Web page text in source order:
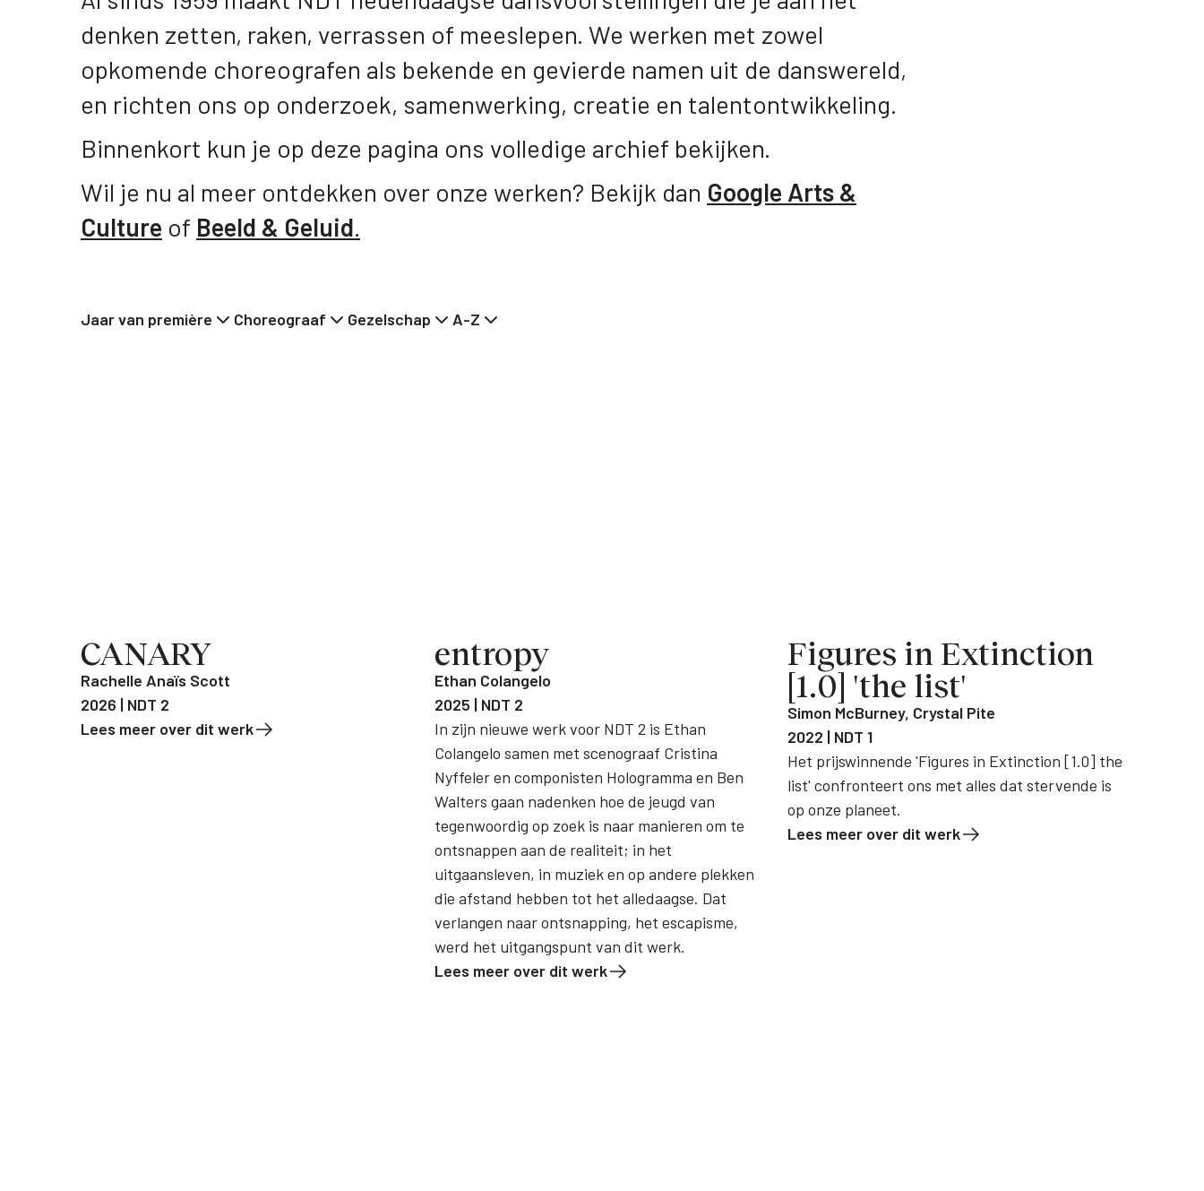
denken zetten, raken, verrassen of meeslepen. We werken met zowel
opkomende choreografen als bekende en gevierde namen uit de danswereld,
en richten ons op onderzoek, samenwerking, creatie en talentontwikkeling.
Binnenkort kun je op deze pagina ons volledige archief bekijken.
Wil je nu al meer ontdekken over onze werken? Bekijk dan Google Arts &
Culture of Beeld & Geluid.
CANARY
Rachelle Anaïs Scott
2026 | NDT 2
Lees meer over dit werk
entropy
Ethan Colangelo
2025 | NDT 2
In zijn nieuwe werk voor NDT 2 is Ethan
Colangelo samen met scenograaf Cristina
Nyffeler en componisten Hologramma en Ben
Walters gaan nadenken hoe de jeugd van
tegenwoordig op zoek is naar manieren om te
ontsnappen aan de realiteit; in het
uitgaansleven, in muziek en op andere plekken
die afstand hebben tot het alledaagse. Dat
verlangen naar ontsnapping, het escapisme,
werd het uitgangspunt van dit werk.
Lees meer over dit werk
Figures in Extinction
[1.0] 'the list'
Simon McBurney, Crystal Pite
2022 | NDT 1
Het prijswinnende 'Figures in Extinction [1.0] the
list' confronteert ons met alles dat stervende is
op onze planeet.
Lees meer over dit werk